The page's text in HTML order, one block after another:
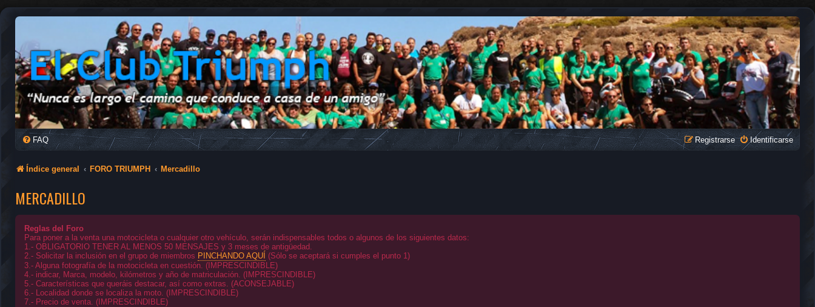
FAQ Identificarse
Registrarse
Índice general FORO TRIUMPH Mercadillo
MERCADILLO
Reglas del Foro
Para poner a la venta una motocicleta o cualquier otro vehículo, serán indispensables todos o algunos de los siguientes datos:
1.- OBLIGATORIO TENER AL MENOS 50 MENSAJES y 3 meses de antigüedad.
2.- Solicitar la inclusión en el grupo de miembros PINCHANDO AQUÍ (Sólo se aceptará si cumples el punto 1)
3.- Alguna fotografía de la motocicleta en cuestión. (IMPRESCINDIBLE)
4.- indicar, Marca, modelo, kilómetros y año de matriculación. (IMPRESCINDIBLE)
5.- Características que queráis destacar, así como extras. (ACONSEJABLE)
6.- Localidad donde se localiza la moto. (IMPRESCINDIBLE)
7.- Precio de venta. (IMPRESCINDIBLE)